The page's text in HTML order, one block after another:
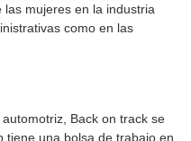
mujeres en la industria
como en las
Back on track se
tiene una bolsa de trabajo en